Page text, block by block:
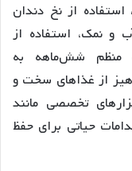
از نخ دندان
و نمک، استفاده از
منظم شش‌ماهه به
از غذاهای سخت و
تخصصی مانند
حیاتی برای حفظ